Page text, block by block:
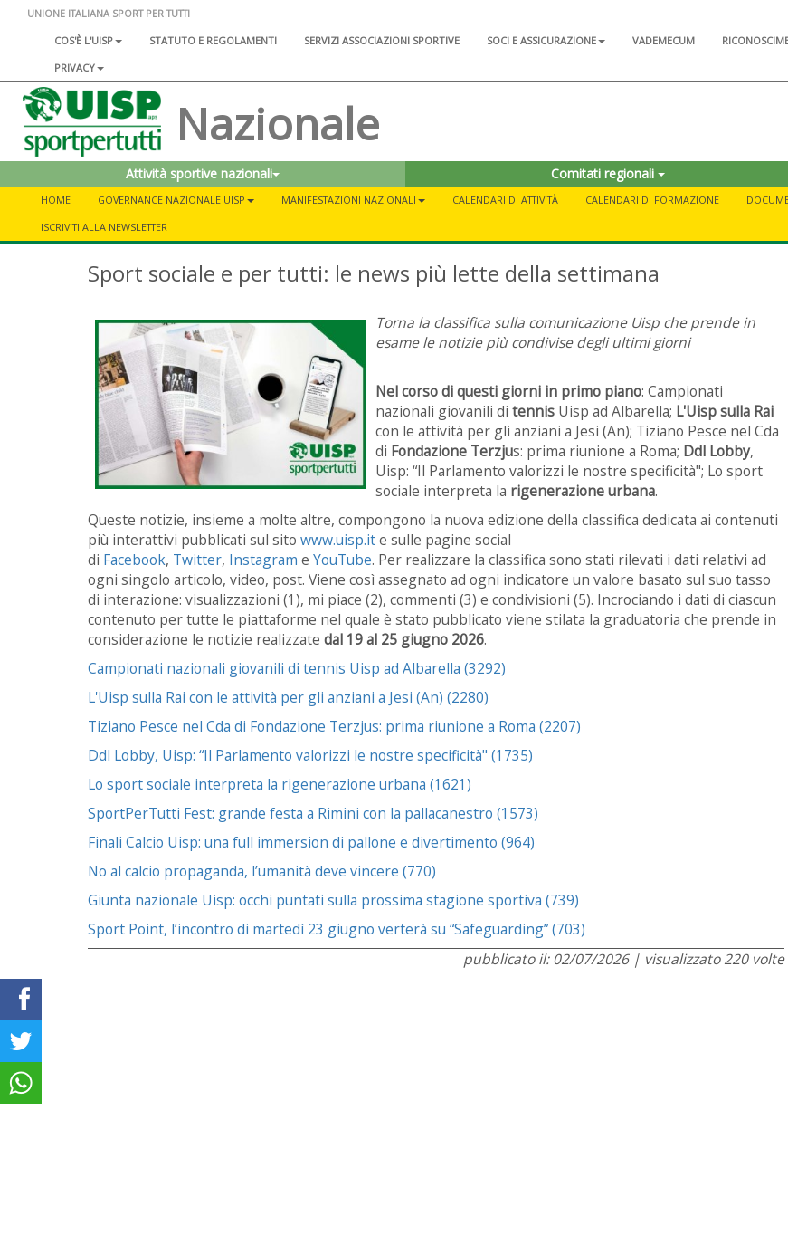
UNIONE ITALIANA SPORT PER TUTTI
COS'È L'UISP
STATUTO E REGOLAMENTI SERVIZI ASSOCIAZIONI SPORTIVE SOCI E ASSICURAZIONE VADEMECUM
PRIVACY
Nazionale
Attività sportive nazionali Comitati regionali
HOME GOVERNANCE NAZIONALE UISP MANIFESTAZIONI NAZIONALI CALENDARI DI ATTIVITÀ CALENDARI DI FORMAZIONE
ISCRIVITI ALLA NEWSLETTER
Sport sociale e per tutti: le news più lette della settimana
Torna la classifica sulla comunicazione Uisp che prende in
esame le notizie più condivise degli ultimi giorni
Nel corso di questi giorni in primo piano: Campionati
nazionali giovanili di tennis Uisp ad Albarella; L'Uisp sulla Rai
con le attività per gli anziani a Jesi (An); Tiziano Pesce nel Cda
di Fondazione Terzjus: prima riunione a Roma; Ddl Lobby,
Uisp: “Il Parlamento valorizzi le nostre specificità"; Lo sport
sociale interpreta la rigenerazione urbana.
Queste notizie, insieme a molte altre, compongono la nuova edizione della classifica dedicata ai contenuti
più interattivi pubblicati sul sito www.uisp.ite sulle pagine social
di Facebook, Twitter, Instagram e YouTube. Per realizzare la classifica sono stati rilevati i dati relativi ad
ogni singolo articolo, video, post. Viene così assegnato ad ogni indicatore un valore basato sul suo tasso
di interazione: visualizzazioni (1), mi piace (2), commenti (3) e condivisioni (5). Incrociando i dati di ciascun
contenuto per tutte le piattaforme nel quale è stato pubblicato viene stilata la graduatoria che prende in
considerazione le notizie realizzate dal 19 al 25 giugno 2026.
Campionati nazionali giovanili di tennis Uisp ad Albarella (3292)
L'Uisp sulla Rai con le attività per gli anziani a Jesi (An) (2280)
Tiziano Pesce nel Cda di Fondazione Terzjus: prima riunione a Roma (2207)
Ddl Lobby, Uisp: “Il Parlamento valorizzi le nostre specificità" (1735)
Lo sport sociale interpreta la rigenerazione urbana (1621)
SportPerTutti Fest: grande festa a Rimini con la pallacanestro (1573)
Finali Calcio Uisp: una full immersion di pallone e divertimento (964)
No al calcio propaganda, l’umanità deve vincere (770)
Giunta nazionale Uisp: occhi puntati sulla prossima stagione sportiva (739)
Sport Point, l’incontro di martedì 23 giugno verterà su “Safeguarding” (703)
pubblicato il: 02/07/2026 | visualizzato 220 volte